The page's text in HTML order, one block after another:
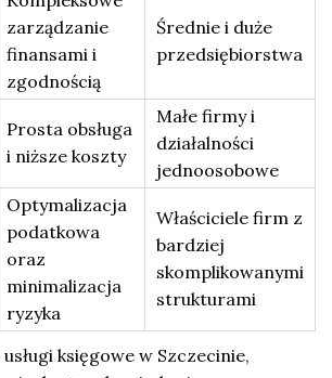
zarządzanie
finansami i
zgodnością
Średnie i duże
przedsiębiorstwa
Prosta obsługa
i niższe koszty
Małe firmy i
działalności
jednoosobowe
Optymalizacja
podatkowa
oraz
minimalizacja
ryzyka
Właściciele firm z
bardziej
skomplikowanymi
strukturami
księgowe w Szczecinie,